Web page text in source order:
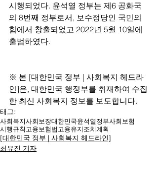
시행되었다. 윤석열 정부는 제6 공화국
의 8번째 정부로서, 보수정당인 국민의
힘에서 창출되었고 2022년 5월 10일에
출범하였다.
※ 본 [대한민국 정부 | 사회복지 헤드라
인]은, 대한민국 행정부를 취재하여 수집
한 최신 사회복지 정보를 보도합니다.
태그:
사회복지사회보장대한민국윤석열정부사회보험
시행규칙 고용보험법 고용유지조치계획
[대한민국 정부 | 사회복지 헤드라인]
최유진 기자